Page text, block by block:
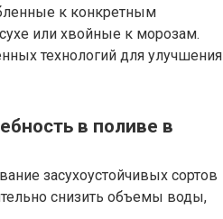
к конкретным
или хвойные к морозам.
технологий для улучшения
в поливе в
засухоустойчивых сортов
снизить объемы воды,